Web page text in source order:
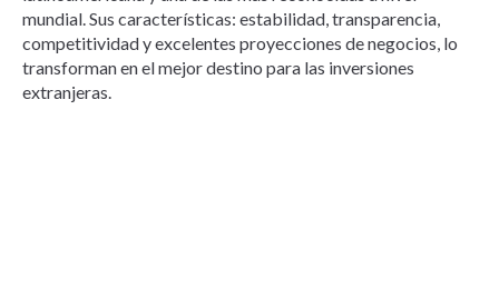
mundial. Sus características: estabilidad, transparencia,
competitividad y excelentes proyecciones de negocios, lo
transforman en el mejor destino para las inversiones
extranjeras.